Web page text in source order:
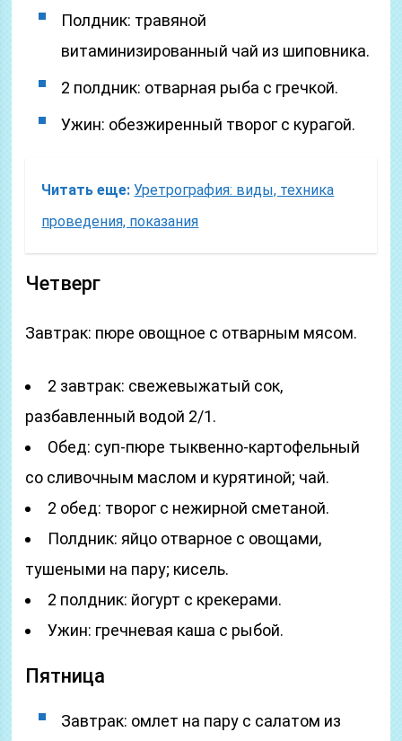
Полдник: травяной
витаминизированный чай из шиповника.
2 полдник: отварная рыба с гречкой.
Ужин: обезжиренный творог с курагой.
Читать еще: Уретрография: виды, техника
проведения, показания
Четверг
Завтрак: пюре овощное с отварным мясом.
2 завтрак: свежевыжатый сок,
разбавленный водой 2/1.
Обед: суп-пюре тыквенно-картофельный
со сливочным маслом и курятиной; чай.
2 обед: творог с нежирной сметаной.
Полдник: яйцо отварное с овощами,
тушеными на пару; кисель.
2 полдник: йогурт с крекерами.
Ужин: гречневая каша с рыбой.
Пятница
Завтрак: омлет на пару с салатом из